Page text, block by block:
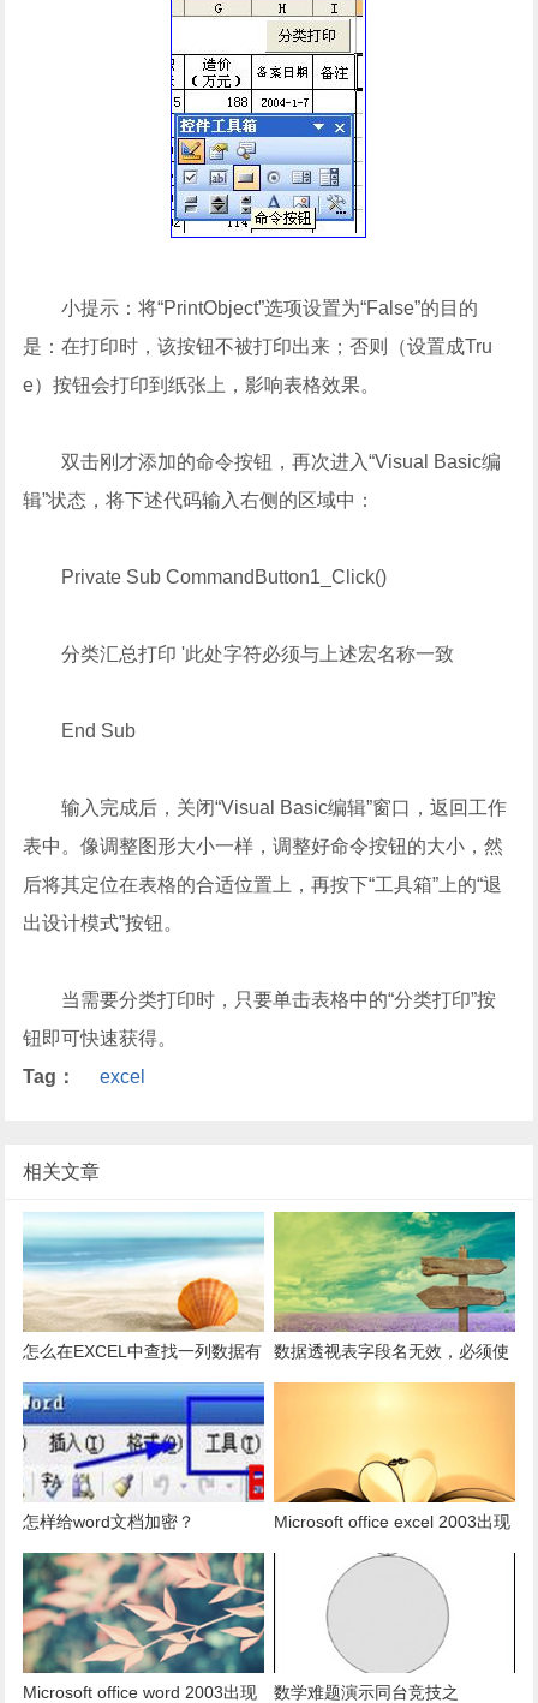
小提示：将“PrintObject”选项设置为“False”的目的
是：在打印时，该按钮不被打印出来；否则（设置成Tru
e）按钮会打印到纸张上，影响表格效果。
双击刚才添加的命令按钮，再次进入“Visual Basic编
辑”状态，将下述代码输入右侧的区域中：
Private Sub CommandButton1_Click()
分类汇总打印 '此处字符必须与上述宏名称一致
End Sub
输入完成后，关闭“Visual Basic编辑”窗口，返回工作
表中。像调整图形大小一样，调整好命令按钮的大小，然
后将其定位在表格的合适位置上，再按下“工具箱”上的“退
出设计模式”按钮。
当需要分类打印时，只要单击表格中的“分类打印”按
钮即可快速获得。
Tag：
excel
相关文章
怎么在EXCEL中查找一列数据有
多少是重复的？
数据透视表字段名无效，必须使
怎样给word文档加密？
Microsoft office excel 2003出现
发送错误报告怎么办？
Microsoft office word 2003出现 数学难题演示同台竞技之